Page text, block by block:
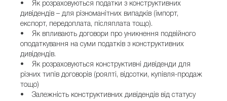
• Як розраховуються податки з конструктивних
дивідендів – для різноманітних випадків (імпорт,
експорт, передоплата, післяплата тощо).
• Як впливають договори про уникнення подвійного
оподаткування на суми податків з конструктивних
дивідендів.
• Як розраховуються конструктивні дивіденди для
різних типів договорів (роялті, відсотки, купівля-продаж
тощо)
• Залежність конструктивних дивідендів від статусу